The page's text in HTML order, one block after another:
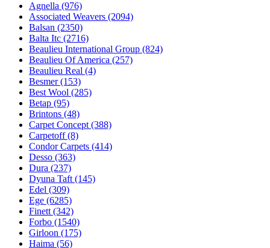
Agnella (976)
Associated Weavers (2094)
Balsan (2350)
Balta Itc (2716)
Beaulieu International Group (824)
Beaulieu Of America (257)
Beaulieu Real (4)
Besmer (153)
Best Wool (285)
Betap (95)
Brintons (48)
Carpet Concept (388)
Carpetoff (8)
Condor Carpets (414)
Desso (363)
Dura (237)
Dyuna Taft (145)
Edel (309)
Ege (6285)
Finett (342)
Forbo (1540)
Girloon (175)
Haima (56)